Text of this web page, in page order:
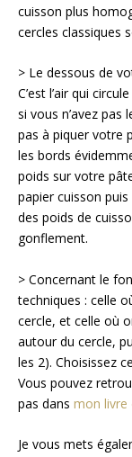
cuisson plus
cercles classiques
> Le dessous de
C’est l’air qui
si vous n’avez pas
pas à piquer votre
les bords
poids sur votre
papier cuisson
des poids de
gonflement.
> Concernant le
techniques : celle
cercle, et celle où
autour du cercle,
les 2). Choisissez
Vous pouvez
pas dans mon livre
Je vous mets